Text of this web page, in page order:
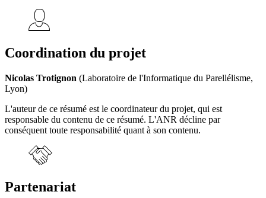
Coordination du projet
Nicolas Trotignon (Laboratoire de l'Informatique du Parellélisme,
Lyon)
L'auteur de ce résumé est le coordinateur du projet, qui est
responsable du contenu de ce résumé. L'ANR décline par
conséquent toute responsabilité quant à son contenu.
Partenariat